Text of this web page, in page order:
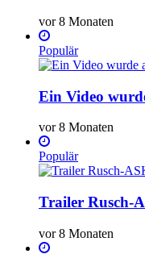
vor 8 Monaten
Populär
Ein Video
vor 8 Monaten
Populär
Trailer Rusch-
vor 8 Monaten